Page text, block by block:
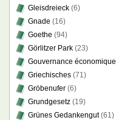
Gleisdreieck (6)
Gnade (16)
Goethe (94)
Görlitzer Park (23)
Gouvernance économique
Griechisches (71)
Gröbenufer (6)
Grundgesetz (19)
Grünes Gedankengut(61)